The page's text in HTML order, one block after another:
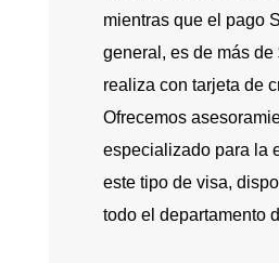
mientras que el pago
general, es de más de
realiza con tarjeta de
Ofrecemos
especializado para la
este tipo de visa,
todo el departamento